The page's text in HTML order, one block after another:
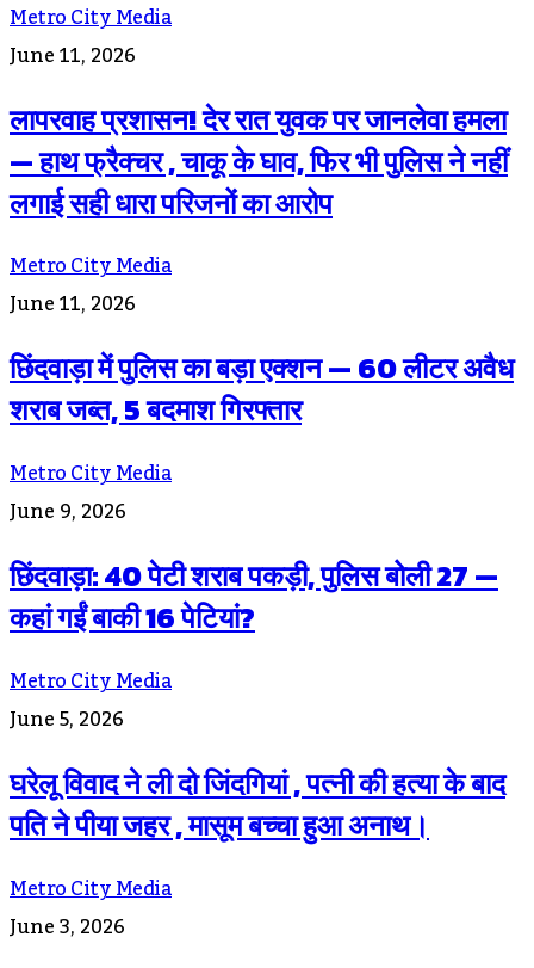
Metro City Media
June 11, 2026
लापरवाह प्रशासन! देर रात युवक पर जानलेवा हमला
— हाथ फ्रैक्चर , चाकू के घाव, फिर भी पुलिस ने नहीं
लगाई सही धारा परिजनों का आरोप
Metro City Media
June 11, 2026
छिंदवाड़ा में पुलिस का बड़ा एक्शन — 60 लीटर अवैध
शराब जब्त, 5 बदमाश गिरफ्तार
Metro City Media
June 9, 2026
छिंदवाड़ा: 40 पेटी शराब पकड़ी, पुलिस बोली 27 —
कहां गईं बाकी 16 पेटियां?
Metro City Media
June 5, 2026
घरेलू विवाद ने ली दो जिंदगियां , पत्नी की हत्या के बाद
पति ने पीया जहर , मासूम बच्चा हुआ अनाथ।
Metro City Media
June 3, 2026